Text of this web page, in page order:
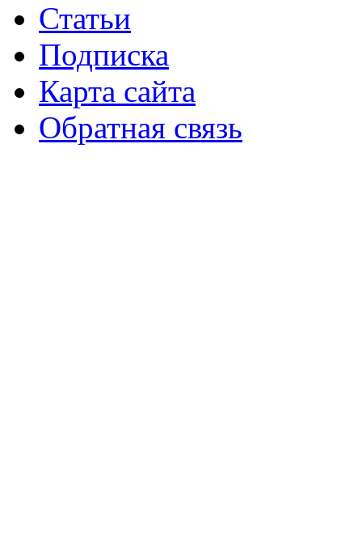
Статьи
Подписка
Карта сайта
Обратная связь